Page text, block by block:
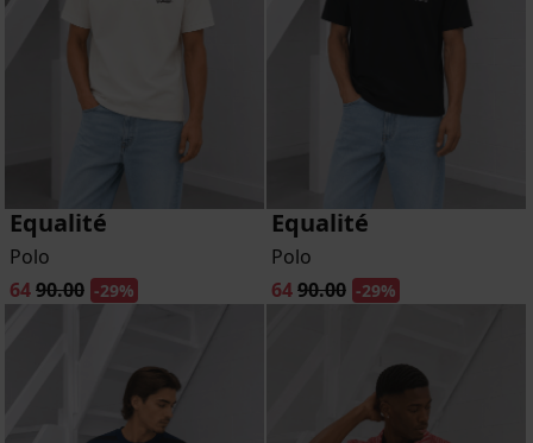
Equalité
Polo
6490.00 -29%
Equalité
Polo
6490.00 -29%